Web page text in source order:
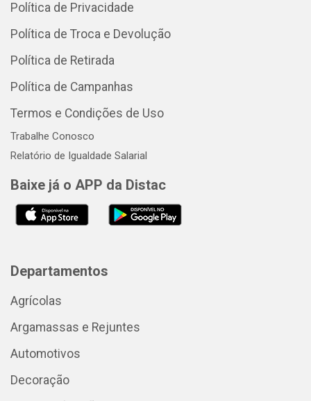
Política de Privacidade
Política de Troca e Devolução
Política de Retirada
Política de Campanhas
Termos e Condições de Uso
Trabalhe Conosco
Relatório de Igualdade Salarial
Baixe já o APP da Distac
Departamentos
Agrícolas
Argamassas e Rejuntes
Automotivos
Decoração